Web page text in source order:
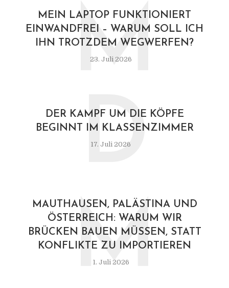
MEIN LAPTOP FUNKTIONIERT
EINWANDFREI – WARUM SOLL ICH
IHN TROTZDEM WEGWERFEN?
23. Juli 2026
M
DER KAMPF UM DIE KÖPFE
BEGINNT IM KLASSENZIMMER
17. Juli 2026
D
MAUTHAUSEN, PALÄSTINA UND
ÖSTERREICH: WARUM WIR
BRÜCKEN BAUEN MÜSSEN, STATT
KONFLIKTE ZU IMPORTIEREN
1. Juli 2026
M